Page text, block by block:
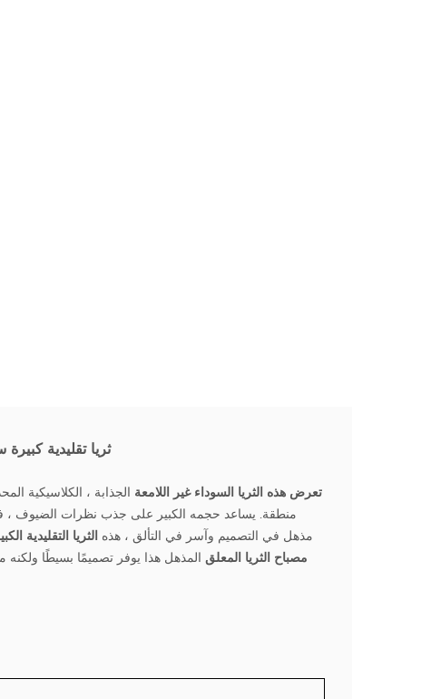
ثريا تقليدية
تعرض هذه الثريا السوداء غير اللامعة
منطقة. يساعد حجمه الكبير على جذب نظرات الضيوف ،
مذهل في التصميم وآسر في التألق ، هذهالثريا التقليدية
مصباح الثريا المعلق المذهل هذا يوفر تصميمًا بسيطًا ولكنه